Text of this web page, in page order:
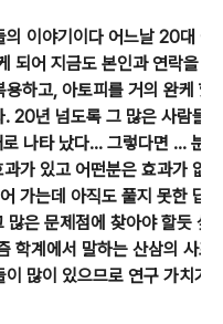
이야기이다 어느날 20대
되어 지금도 본인과 연락을
하고, 아토피를 거의 완케
20년 넘도록 그 많은 사람들
나타 났다... 그렇다면 ... 분
가 있고 어떤분은 효과가 없
가는데 아직도 풀지 못한 답
많은 문제점에 찾아야 할듯
학계에서 말하는 산삼의 사
이 많이 있으므로 연구 가치가